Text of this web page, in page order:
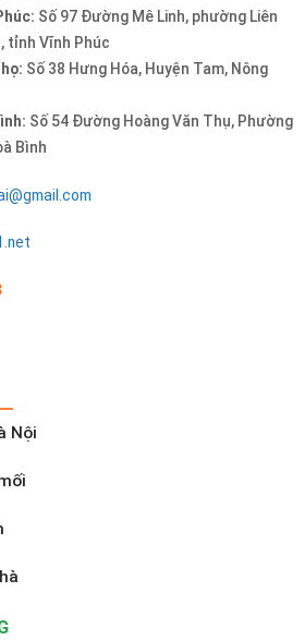
Số 97 Đường Mê Linh, phường Liên
tỉnh Vĩnh Phúc
Số 38 Hưng Hóa, Huyện Tam, Nông
Số 54 Đường Hoàng Văn Thụ, Phường
Bình
Nội